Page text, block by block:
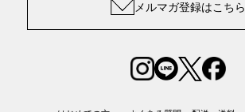
メルマガ登録はこちら